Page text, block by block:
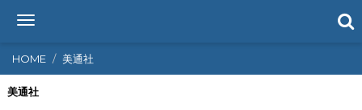
T
g
g
l
HOME 美通社
美通社